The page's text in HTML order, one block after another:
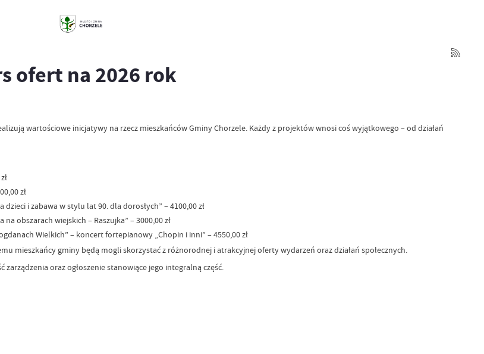
ofert na 2026 rok
wartościowe inicjatywy na rzecz mieszkańców Gminy Chorzele. Każdy z projektów wnosi coś wyjątkowego – od działań
zł
i zabawa w stylu lat 90. dla dorosłych” – 4100,00 zł
obszarach wiejskich – Raszujka” – 3000,00 zł
Wielkich” – koncert fortepianowy „Chopin i inni” – 4550,00 zł
mieszkańcy gminy będą mogli skorzystać z różnorodnej i atrakcyjnej oferty wydarzeń oraz działań społecznych.
oraz ogłoszenie stanowiące jego integralną część.